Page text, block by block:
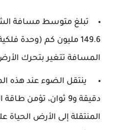
تبلغ متوسط مسافة
149.6 مليون كم (وحدة
المسافة تتغير بتحرك
دقيقة و9 ثوان،
المنتقلة إلى الأرض الحياة